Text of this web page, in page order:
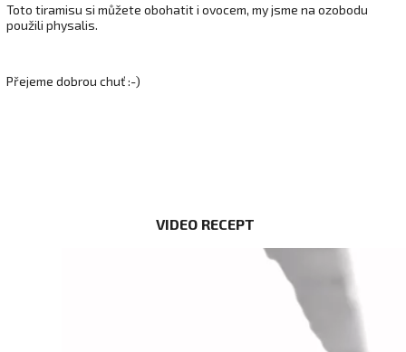
Toto tiramisu si můžete obohatit i ovocem, my jsme na ozobodu
použili physalis.
Přejeme dobrou chuť :-)
VIDEO RECEPT